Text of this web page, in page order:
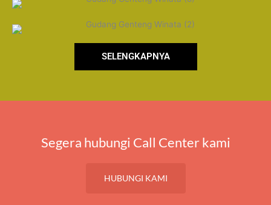
SELENGKAPNYA
Segera hubungi Call Center kami
HUBUNGI KAMI